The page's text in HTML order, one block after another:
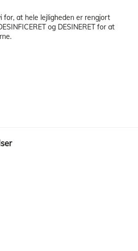
for, at hele lejligheden er rengjort
og DESINERET for at